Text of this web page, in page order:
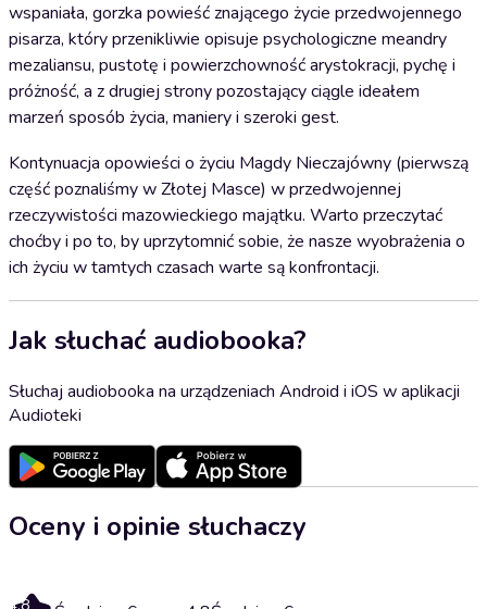
wspaniała, gorzka powieść znającego życie przedwojennego
pisarza, który przenikliwie opisuje psychologiczne meandry
mezaliansu, pustotę i powierzchowność arystokracji, pychę i
próżność, a z drugiej strony pozostający ciągle ideałem
marzeń sposób życia, maniery i szeroki gest.
Kontynuacja opowieści o życiu Magdy Nieczajówny (pierwszą
część poznaliśmy w Złotej Masce) w przedwojennej
rzeczywistości mazowieckiego majątku. Warto przeczytać
choćby i po to, by uprzytomnić sobie, że nasze wyobrażenia o
ich życiu w tamtych czasach warte są konfrontacji.
Jak słuchać audiobooka?
Słuchaj audiobooka na urządzeniach Android i iOS w aplikacji
Audioteki
Oceny i opinie słuchaczy
4.8